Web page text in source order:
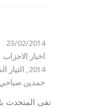
23/02/2014
اخبار الاحزاب
2014 التيار
حمدين صباحي
نفى المتحدث